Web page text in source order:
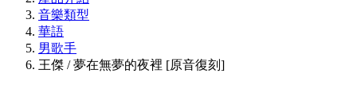
音樂類型
華語
男歌手
王傑 / 夢在無夢的夜裡 [原音復刻]